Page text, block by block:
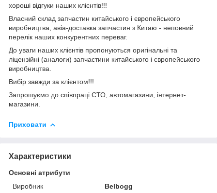
хороші відгуки наших клієнтів!!!
Власний склад запчастин китайського і європейського
виробництва, авіа-доставка запчастин з Китаю - неповний
перелік наших конкурентних переваг.
До уваги наших клієнтів пропонуються оригінальні та
ліцензійні (аналоги) запчастини китайського і європейського
виробництва.
Вибір завжди за клієнтом!!!
Запрошуємо до співпраці СТО, автомагазини, інтернет-
магазини.
Приховати
Характеристики
Основні атрибути
Виробник
Belbogg